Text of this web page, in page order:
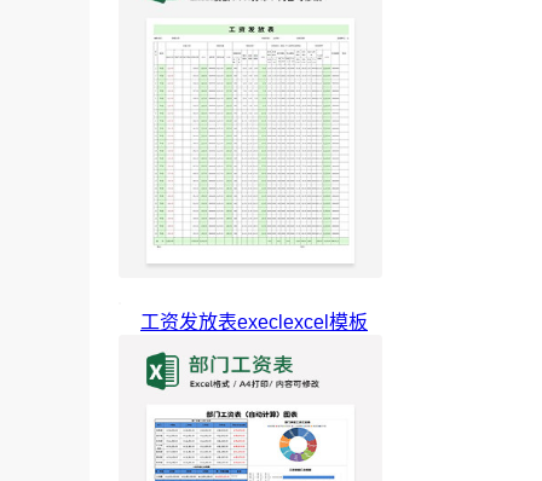
工资发放表execlexcel模板